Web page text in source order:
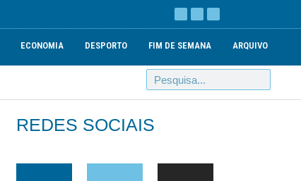
ECONOMIA DESPORTO FIM DE SEMANA ARQUIVO
REDES SOCIAIS